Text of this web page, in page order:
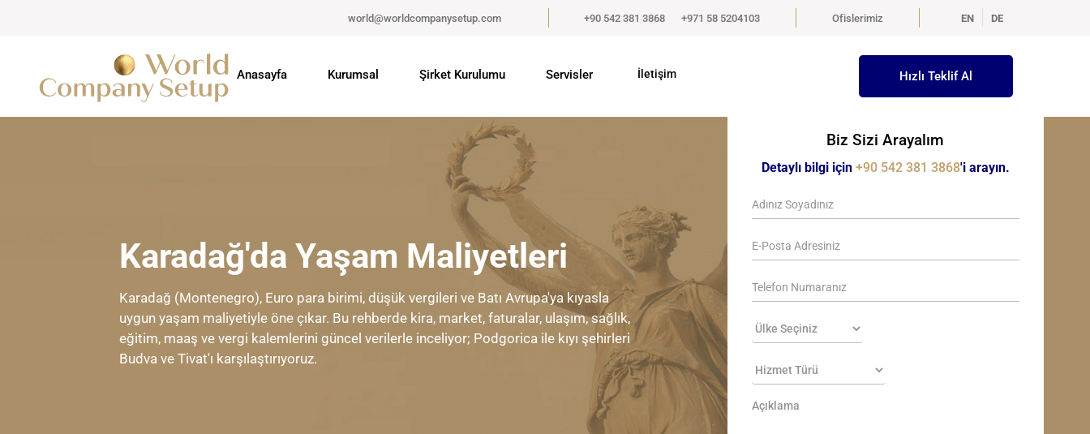
world@worldcompanysetup.com +90 542 381 3868 +971 58 5204103 Ofislerimiz EN DE
Anasayfa Kurumsal Şirket Kurulumu Servisler İletişim Hızlı Teklif Al
Karadağ'da Yaşam Maliyetleri
Karadağ (Montenegro), Euro para birimi, düşük vergileri ve Batı Avrupa'ya kıyasla
uygun yaşam maliyetiyle öne çıkar. Bu rehberde kira, market, faturalar, ulaşım, sağlık,
eğitim, maaş ve vergi kalemlerini güncel verilerle inceliyor; Podgorica ile kıyı şehirleri
Budva ve Tivat'ı karşılaştırıyoruz.
Biz Sizi Arayalım
Detaylı bilgi için +90 542 381 3868'i arayın.